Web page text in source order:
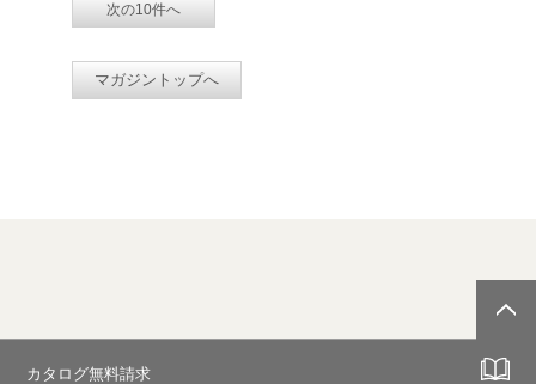
次の10件へ
マガジントップへ
カタログ無料請求